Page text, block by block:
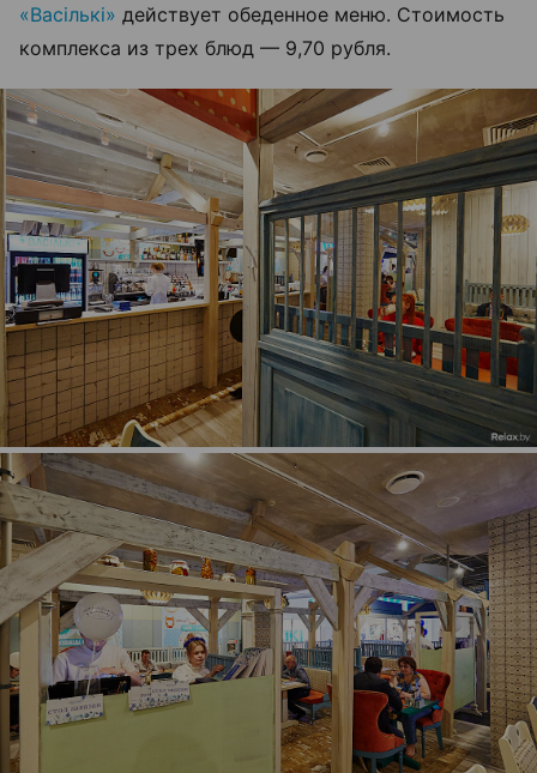
«Васiлькi» действует обеденное меню. Стоимость
комплекса из трех блюд — 9,70 рубля.